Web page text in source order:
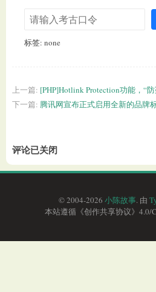
标签: none
上一篇: [PHP]Hotlink Protection功能，“
下一篇: 腾讯网宣布正式启用全新的品牌
评论已关闭
© 2004-2026 小陈故事. 由
本站遵循《创作共享协议》4.0/